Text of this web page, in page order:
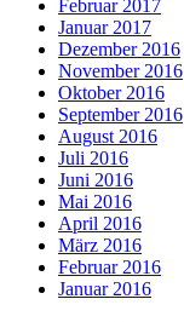
Februar 2017
Januar 2017
Dezember 2016
November 2016
Oktober 2016
September 2016
August 2016
Juli 2016
Juni 2016
Mai 2016
April 2016
März 2016
Februar 2016
Januar 2016